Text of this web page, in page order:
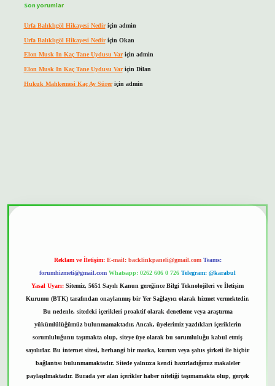
Son yorumlar
Urfa Balıklıgöl Hikayesi Nediriçin admin
Urfa Balıklıgöl Hikayesi Nediriçin Okan
Elon Musk In Kaç Tane Uydusu Variçin admin
Elon Musk In Kaç Tane Uydusu Variçin Dilan
Hukuk Mahkemesi Kaç Ay Süreriçin admin
Reklam ve İletişim: E-mail: backlinkpaneli@gmail.com Teams:
forumhizmeti@gmail.com Whatsapp: 0262 606 0 726 Telegram: @karabul
Yasal Uyarı: Sitemiz, 5651 Sayılı Kanun gereğince Bilgi Teknolojileri ve İletişim
Kurumu (BTK) tarafından onaylanmış bir Yer Sağlayıcı olarak hizmet vermektedir.
Bu nedenle, sitedeki içerikleri proaktif olarak denetleme veya araştırma
yükümlülüğümüz bulunmamaktadır. Ancak, üyelerimiz yazdıkları içeriklerin
sorumluluğunu taşımakta olup, siteye üye olarak bu sorumluluğu kabul etmiş
sayılırlar. Bu internet sitesi, herhangi bir marka, kurum veya şahıs şirketi ile hiçbir
bağlantısı bulunmamaktadır. Sitede yalnızca kendi hazırladığımız makaleler
paylaşılmaktadır. Burada yer alan içerikler haber niteliği taşımamakta olup, gerçek